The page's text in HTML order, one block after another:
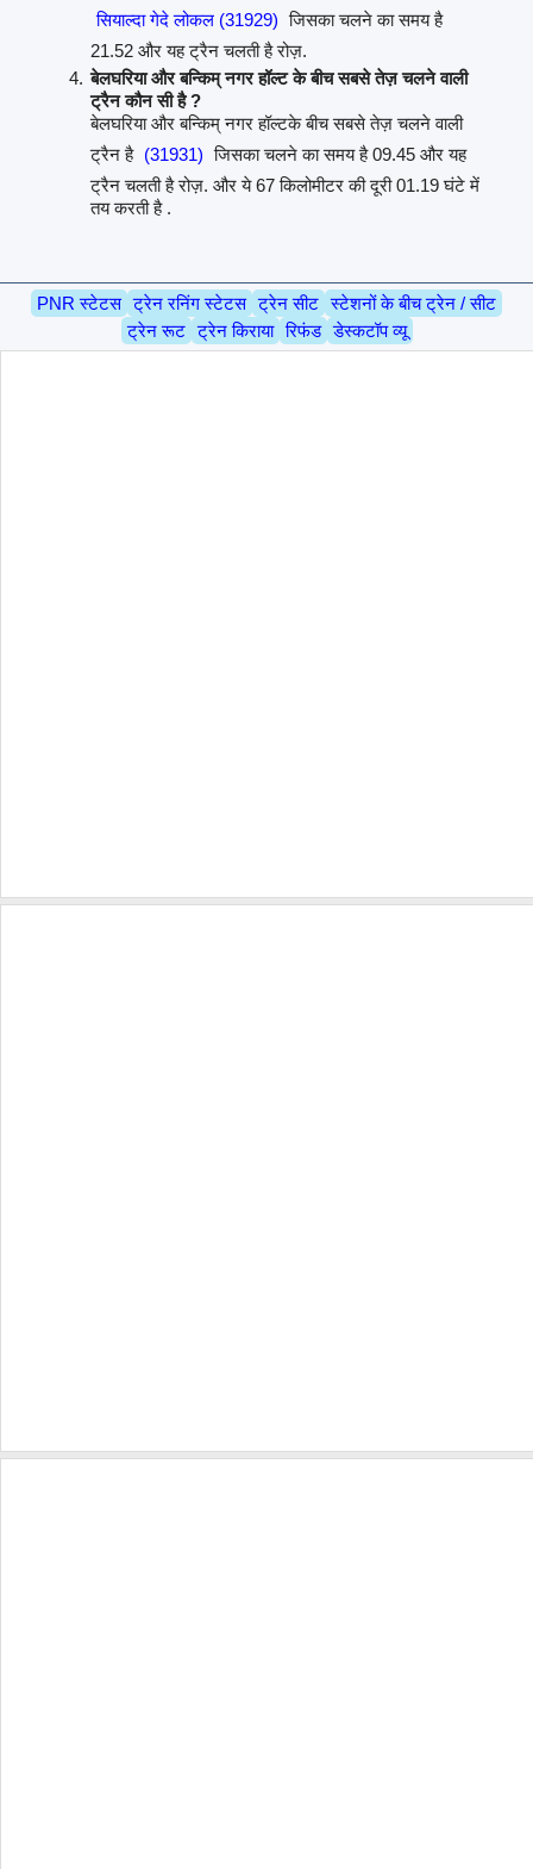
सियाल्दा गेदे लोकल (31929) जिसका चलने का समय है
21.52 और यह ट्रैन चलती है रोज़.
बेलघरिया और बन्किम् नगर हॉल्ट के बीच सबसे तेज़ चलने वाली
ट्रैन कौन सी है ?
बेलघरिया और बन्किम् नगर हॉल्टके बीच सबसे तेज़ चलने वाली
ट्रैन है (31931) जिसका चलने का समय है 09.45 और यह
ट्रैन चलती है रोज़. और ये 67 किलोमीटर की दूरी 01.19 घंटे में
तय करती है .
PNR स्टेटस ट्रेन रनिंग स्टेटस ट्रेन सीट स्टेशनों के बीच ट्रेन / सीट
ट्रेन रूट ट्रेन किराया रिफंड डेस्कटॉप व्यू